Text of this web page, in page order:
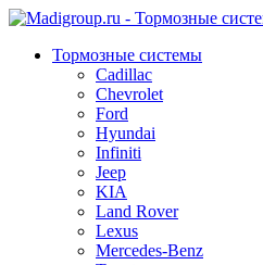
Тормозные системы
Cadillac
Chevrolet
Ford
Hyundai
Infiniti
Jeep
KIA
Land Rover
Lexus
Mercedes-Benz